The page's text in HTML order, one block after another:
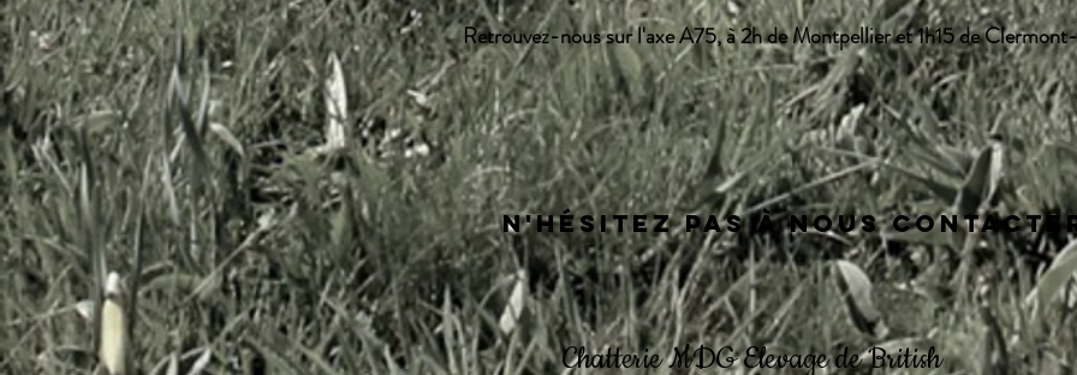
Retrouvez-nous sur l'axe A75, à 2h de Montpellier et 1h15 de
N'hésitez pas à nous
Chatterie MDG Elevage de British